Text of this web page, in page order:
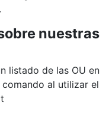
nuestras
listado de las OU en
al utilizar el